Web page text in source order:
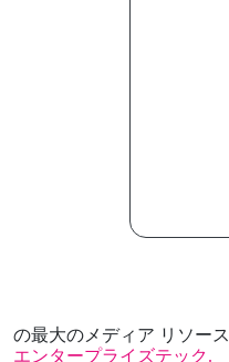
の最大のメディア リソース
エンタープライズテック.